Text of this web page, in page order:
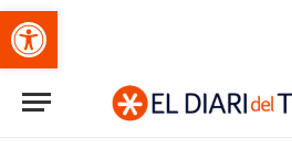
Obre la barra d'eines